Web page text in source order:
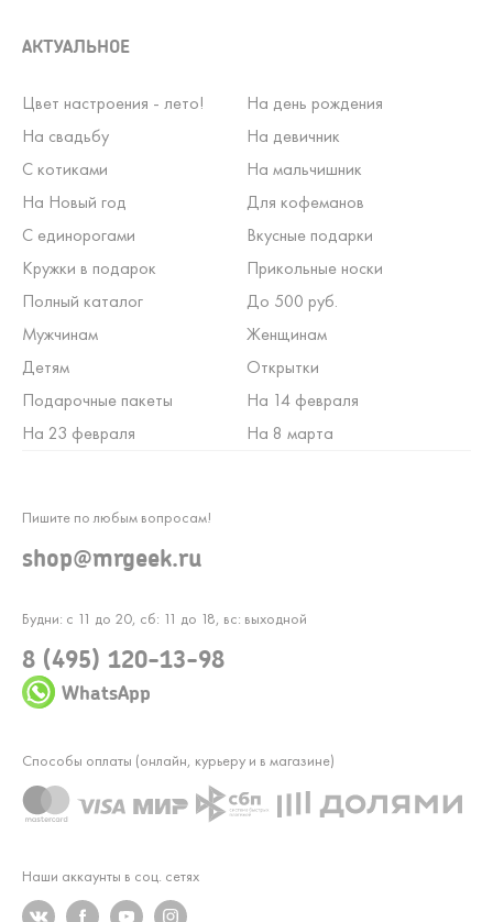
АКТУАЛЬНОЕ
Цвет настроения - лето!
На день рождения
На свадьбу
На девичник
С котиками
На мальчишник
На Новый год
Для кофеманов
С единорогами
Вкусные подарки
Кружки в подарок
Прикольные носки
Полный каталог
До 500 руб.
Мужчинам
Женщинам
Детям
Открытки
Подарочные пакеты
На 14 февраля
На 23 февраля
На 8 марта
Будни: с 11 до 20, сб: 11 до 18, вс: выходной
8 (495) 120-13-98
WhatsApp
Пишите по любым вопросам!
shop@mrgeek.ru
Наши аккаунты в соц. сетях
Способы оплаты (онлайн, курьеру и в магазине)